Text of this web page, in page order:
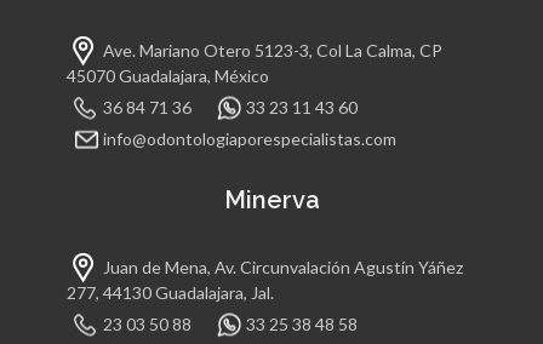
Ave. Mariano Otero 5123-3, Col La Calma, CP
45070 Guadalajara, México
36 84 71 36
33 23 11 43 60
info@odontologiaporespecialistas.com
Minerva
Juan de Mena, Av. Circunvalación Agustín Yáñez
277, 44130 Guadalajara, Jal.
23 03 50 88
33 25 38 48 58